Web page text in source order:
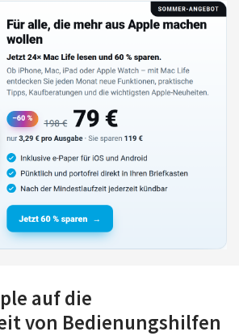
auf die
von Bedienungshilfen